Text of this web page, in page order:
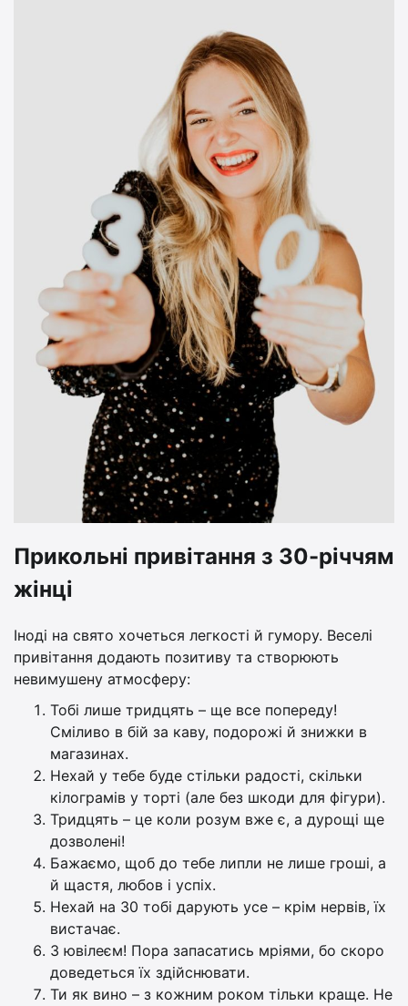
Прикольні привітання з 30-річчям
жінці
Іноді на свято хочеться легкості й гумору. Веселі
привітання додають позитиву та створюють
невимушену атмосферу:
Тобі лише тридцять – ще все попереду!
Сміливо в бій за каву, подорожі й знижки в
магазинах.
Нехай у тебе буде стільки радості, скільки
кілограмів у торті (але без шкоди для фігури).
Тридцять – це коли розум вже є, а дурощі ще
дозволені!
Бажаємо, щоб до тебе липли не лише гроші, а
й щастя, любов і успіх.
Нехай на 30 тобі дарують усе – крім нервів, їх
вистачає.
З ювілеєм! Пора запасатись мріями, бо скоро
доведеться їх здійснювати.
Ти як вино – з кожним роком тільки краще. Не